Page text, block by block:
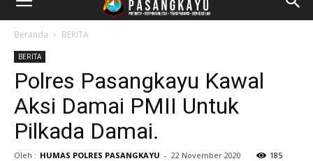
Beranda BERITA
BERITA
Polres Pasangkayu Kawal
Aksi Damai PMII Untuk
Pilkada Damai.
Oleh : HUMAS POLRES PASANGKAYU - 22 November 2020 185